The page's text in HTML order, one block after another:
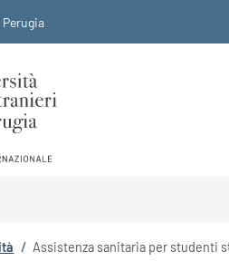
/ Assistenza sanitaria per studenti